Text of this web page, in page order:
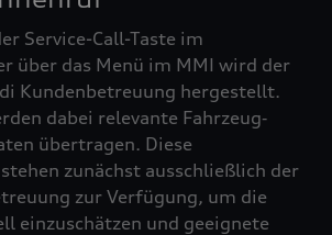
Service-Call-Taste im
über das Menü im MMI wird der
Kundenbetreuung hergestellt.
dabei relevante Fahrzeug‑
übertragen. Diese
zunächst ausschließlich der
zur Verfügung, um die
einzuschätzen und geeignete